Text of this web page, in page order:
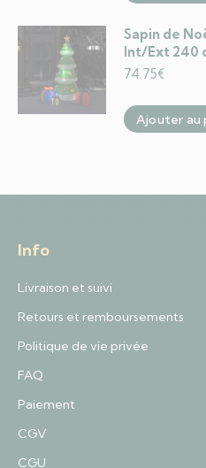
Sapin de
Int/Ext 240
74.75€
Ajouter au
Info
Livraison et suivi
Retours et remboursements
Politique de vie privée
FAQ
Paiement
CGV
CGU